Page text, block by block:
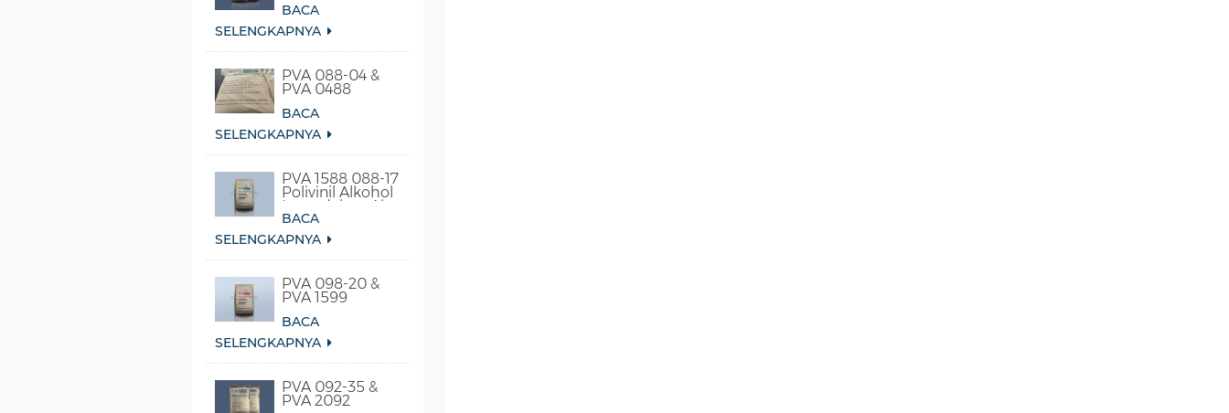
BACA
SELENGKAPNYA
PVA 088-04 &
PVA 0488
BACA
SELENGKAPNYA
PVA 1588 088-17
Polivinil Alkohol
Larut dalam Air
Dingin
BACA
SELENGKAPNYA
PVA 098-20 &
PVA 1599
BACA
SELENGKAPNYA
PVA 092-35 &
PVA 2092